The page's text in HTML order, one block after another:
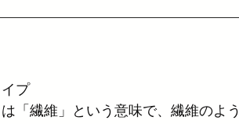
プ
「繊維」という意味で、繊維のよ